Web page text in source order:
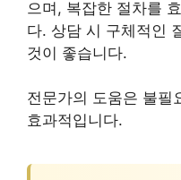
으며, 복잡한 절차를
다. 상담 시 구체적인
것이 좋습니다.
전문가의 도움은 불필
효과적입니다.